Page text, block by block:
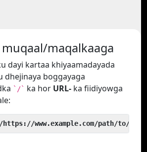
muqaal/maqalkaaga
dayi kartaa khiyaamadayada
dhejinaya boggayaga
`/` ka hor URL- ka fiidiyowga
https://www.example.com/path/to/